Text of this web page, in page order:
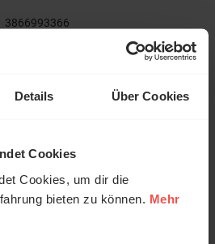
Details Über Cookies
Cookies
Cookies, um dir die
bieten zu können. Mehr
3866993366
984 g
25. November 2015
Gebunden